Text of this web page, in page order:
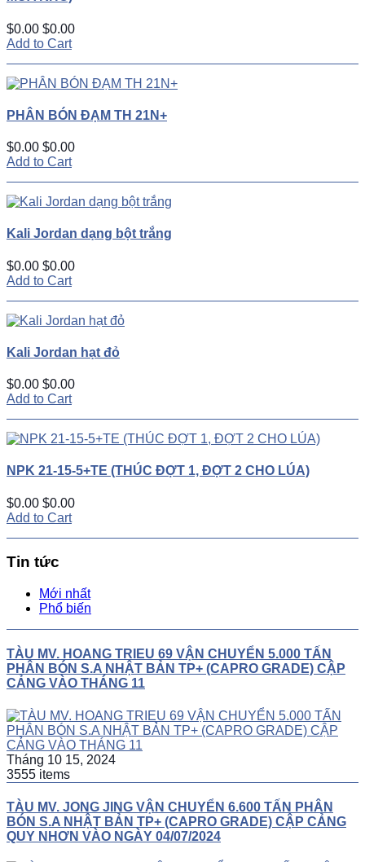
$0.00 $0.00
Add to Cart
PHÂN BÓN ĐẠM TH 21N+
$0.00 $0.00
Add to Cart
Kali Jordan dạng bột trắng
$0.00 $0.00
Add to Cart
Kali Jordan hạt đỏ
$0.00 $0.00
Add to Cart
NPK 21-15-5+TE (THÚC ĐỢT 1, ĐỢT 2 CHO LÚA)
$0.00 $0.00
Add to Cart
Tin tức
Mới nhất
Phổ biến
TÀU MV. HOANG TRIEU 69 VẬN CHUYỂN 5.000 TẤN
PHÂN BÓN S.A NHẬT BẢN TP+ (CAPRO GRADE) CẬP
CẢNG VÀO THÁNG 11
Tháng 10 15, 2024
3555 items
TÀU MV. JONG JING VẬN CHUYỂN 6.600 TẤN PHÂN
BÓN S.A NHẬT BẢN TP+ (CAPRO GRADE) CẬP CẢNG
QUY NHƠN VÀO NGÀY 04/07/2024